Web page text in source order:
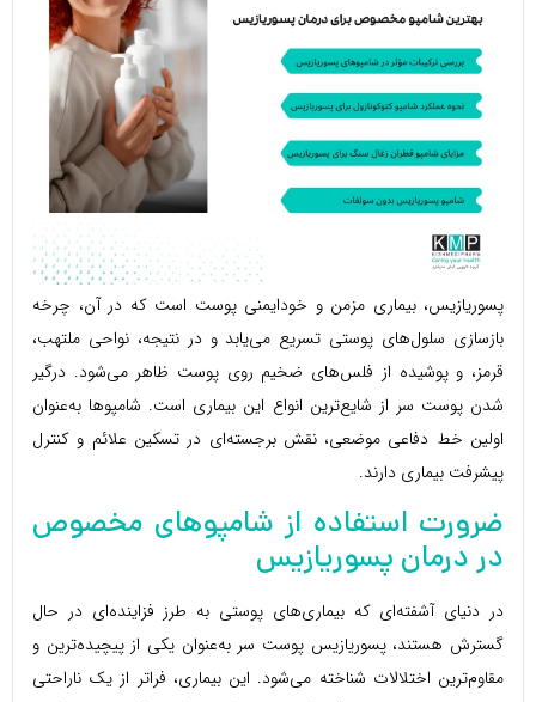
پسوریازیس، بیماری مزمن و خودایمنی پوست است که در آن، چرخه
بازسازی سلول‌های پوستی تسریع می‌یابد و در نتیجه، نواحی ملتهب،
قرمز، و پوشیده از فلس‌های ضخیم روی پوست ظاهر می‌شود. درگیر
شدن پوست سر از شایع‌ترین انواع این بیماری است. شامپوها به‌عنوان
اولین خط دفاعی موضعی، نقش برجسته‌ای در تسکین علائم و کنترل
پیشرفت بیماری دارند.
ضرورت استفاده از شامپوهای مخصوص
در درمان پسوریازیس
در دنیای آشفته‌ای که بیماری‌های پوستی به طرز فزاینده‌ای در حال
گسترش هستند، پسوریازیس پوست سر به‌عنوان یکی از پیچیده‌ترین و
مقاوم‌ترین اختلالات شناخته می‌شود. این بیماری، فراتر از یک ناراحتی